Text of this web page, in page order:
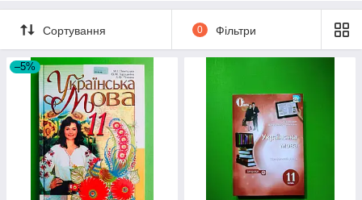
Сортування 0 Фільтри
–5%